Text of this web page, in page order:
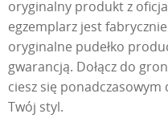
oryginalny produkt z
egzemplarz jest
oryginalne pudełko
gwarancją. Dołącz do
ciesz się
Twój styl.